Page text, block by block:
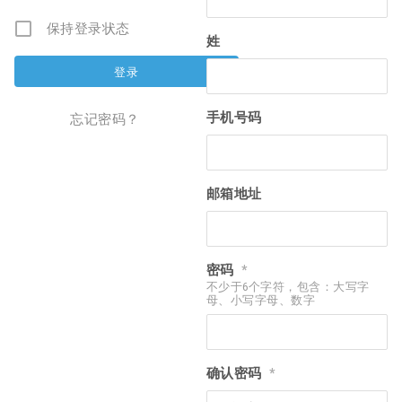
保持登录状态
忘记密码？
姓
手机号码
邮箱地址
密码 *
不少于6个字符，包含：大写字
母、小写字母、数字
确认密码 *